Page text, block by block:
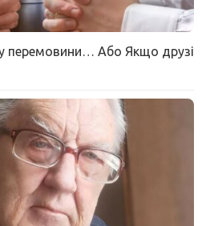
перемовини… Або Якщо друзі